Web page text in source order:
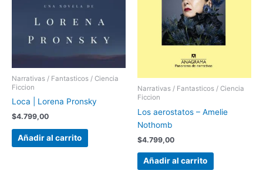
Narrativas / Fantasticos / Ciencia
Ficcion
Loca | Lorena Pronsky
$4.799,00
Añadir al carrito
Narrativas / Fantasticos / Ciencia
Ficcion
Los aerostatos – Amelie
Nothomb
$4.799,00
Añadir al carrito